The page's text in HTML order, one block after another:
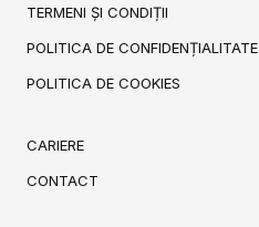
TERMENI ȘI CONDIȚII
POLITICA DE CONFIDENȚIALITATE
POLITICA DE COOKIES
CARIERE
CONTACT